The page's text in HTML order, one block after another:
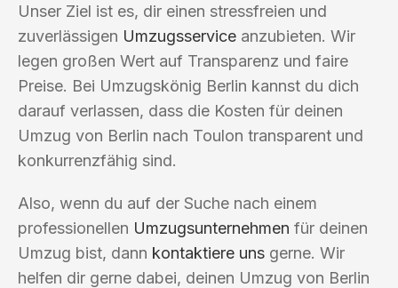
Unser Ziel ist es, dir einen stressfreien und
zuverlässigen Umzugsservice anzubieten. Wir
legen großen Wert auf Transparenz und faire
Preise. Bei Umzugskönig Berlin kannst du dich
darauf verlassen, dass die Kosten für deinen
Umzug von Berlin nach Toulon transparent und
konkurrenzfähig sind.
Also, wenn du auf der Suche nach einem
professionellen Umzugsunternehmen für deinen
Umzug bist, dann kontaktiere uns gerne. Wir
helfen dir gerne dabei, deinen Umzug von Berlin